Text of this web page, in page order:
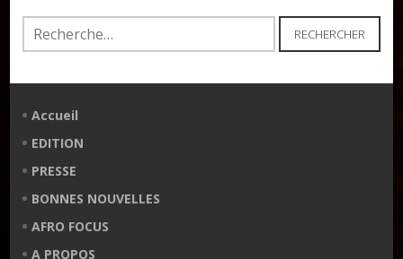
Rechercher :
Accueil
EDITION
PRESSE
BONNES NOUVELLES
AFRO FOCUS
A PROPOS